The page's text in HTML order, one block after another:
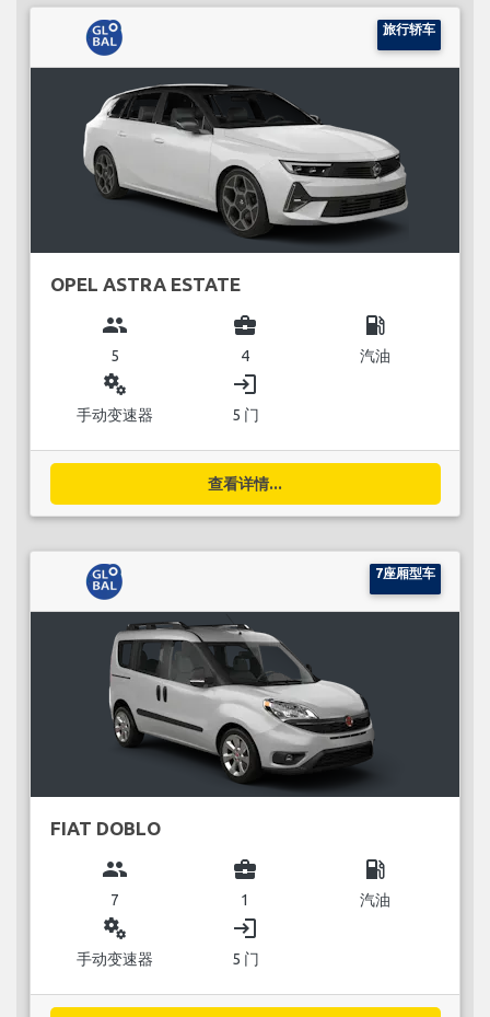
旅行轿车
OPEL ASTRA ESTATE
group
5
business_center
4
local_gas_station
汽油
miscellaneous_services
手动变速器
login
5 门
查看详情...
7座厢型车
FIAT DOBLO
group
7
business_center
1
local_gas_station
汽油
miscellaneous_services
手动变速器
login
5 门